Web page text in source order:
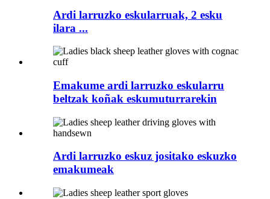
Ardi larruzko eskularruak, 2 esku
ilara ...
Emakume ardi larruzko eskularru
beltzak koñak eskumuturrarekin
Ardi larruzko eskuz jositako eskuzko
emakumeak